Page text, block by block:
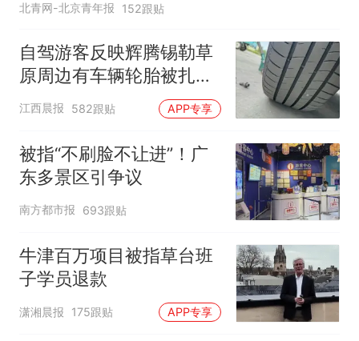
北青网-北京青年报 152跟贴
自驾游客反映辉腾锡勒草
原周边有车辆轮胎被扎，
修理店铺换胎价格高达千
元，官方发布情况通报
江西晨报 582跟贴 APP专享
被指“不刷脸不让进”！广
东多景区引争议
南方都市报 693跟贴
牛津百万项目被指草台班
子学员退款
潇湘晨报 175跟贴 APP专享